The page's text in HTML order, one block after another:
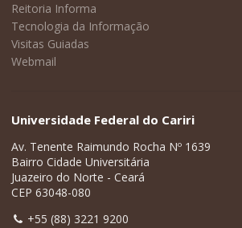
Reitoria Informa
Tecnologia da Informação
Visitas Guiadas
Webmail
Universidade Federal do Cariri
Av. Tenente Raimundo Rocha Nº 1639
Bairro Cidade Universitária
Juazeiro do Norte - Ceará
CEP 63048-080
+55 (88) 3221 9200